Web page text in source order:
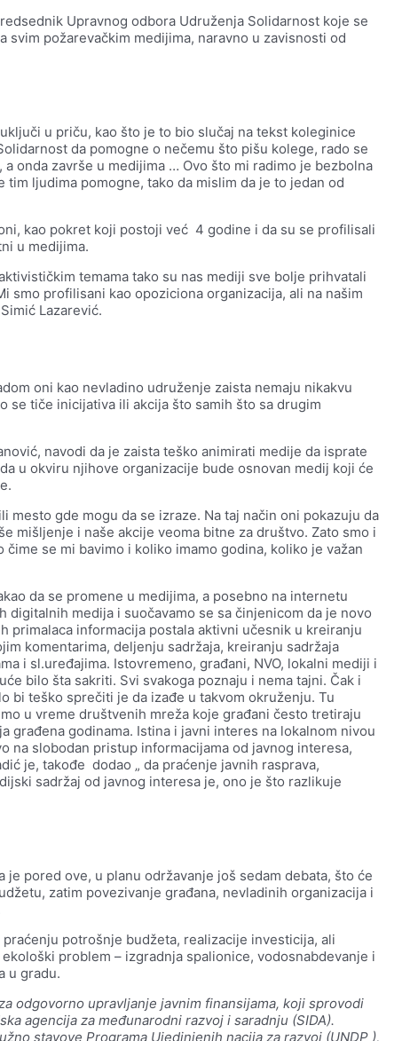
Upravnog odbora Udruženja Solidarnost koje se
svim požarevačkim medijima, naravno u zavisnosti od
u priču, kao što je to bio slučaj na tekst koleginice
da pomogne o nečemu što pišu kolege, rado se
onda završe u medijima … Ovo što mi radimo je bezbolna
ljudima pomogne, tako da mislim da je to jedan od
kao pokret koji postoji već 4 godine i da su se profilisali
u medijima.
temama tako su nas mediji sve bolje prihvatali
smo profilisani kao opoziciona organizacija, ali na našim
Lazarević.
oni kao nevladino udruženje zaista nemaju nikakvu
se tiče inicijativa ili akcija što samih što sa drugim
navodi da je zaista teško animirati medije da isprate
u okviru njihove organizacije bude osnovan medij koji će
mesto gde mogu da se izraze. Na taj način oni pokazuju da
mišljenje i naše akcije veoma bitne za društvo. Zato smo i
se mi bavimo i koliko imamo godina, koliko je važan
da se promene u medijima, a posebno na internetu
digitalnih medija i suočavamo se sa činjenicom da je novo
primalaca informacija postala aktivni učesnik u kreiranju
komentarima, deljenju sadržaja, kreiranju sadržaja
i sl.uređajima. Istovremeno, građani, NVO, lokalni mediji i
bilo šta sakriti. Svi svakoga poznaju i nema tajni. Čak i
bi teško sprečiti je da izađe u takvom okruženju. Tu
u vreme društvenih mreža koje građani često tretiraju
godinama. Istina i javni interes na lokalnom nivou
na slobodan pristup informacijama od javnog interesa,
je, takođe dodao „ da praćenje javnih rasprava,
sadržaj od javnog interesa je, ono je što razlikuje
pored ove, u planu održavanje još sedam debata, što će
zatim povezivanje građana, nevladinih organizacija i
potrošnje budžeta, realizacije investicija, ali
problem – izgradnja spalionice, vodosnabdevanje i
u gradu.
odgovorno upravljanje javnim finansijama, koji sprovodi
agencija za međunarodni razvoj i saradnju (SIDA).
stavove Programa Ujedinjenih nacija za razvoj (UNDP ),